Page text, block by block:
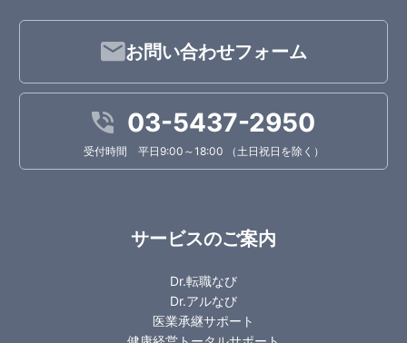
お問い合わせフォーム
03-5437-2950
受付時間 平日9:00～18:00 （土日祝日を除く）
サービスのご案内
Dr.転職なび
Dr.アルなび
医業承継サポート